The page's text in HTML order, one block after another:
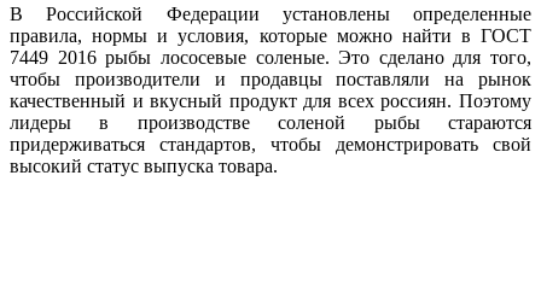
В Российской Федерации установлены определенные
правила, нормы и условия, которые можно найти в ГОСТ
7449 2016 рыбы лососевые соленые. Это сделано для того,
чтобы производители и продавцы поставляли на рынок
качественный и вкусный продукт для всех россиян. Поэтому
лидеры в производстве соленой рыбы стараются
придерживаться стандартов, чтобы демонстрировать свой
высокий статус выпуска товара.